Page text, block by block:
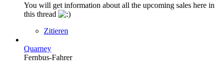
You will get information about all the upcoming sales here in
this thread
Zitieren
Quarney
Fernbus-Fahrer